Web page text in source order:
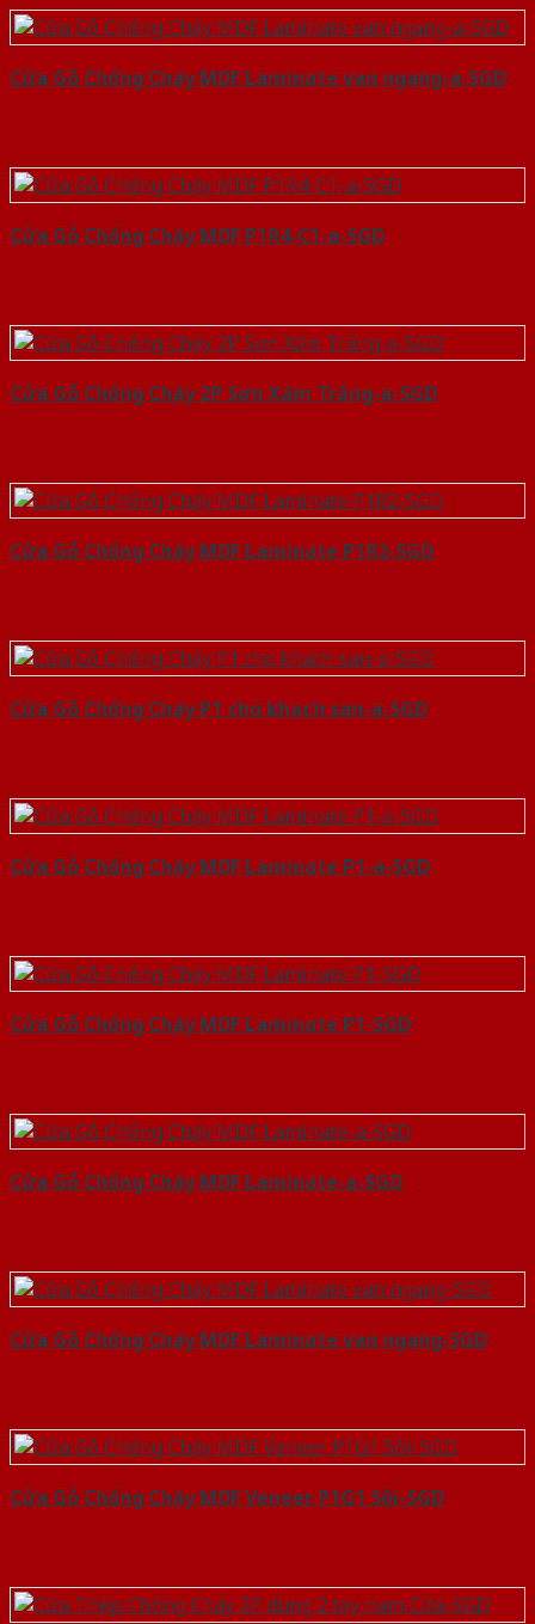
Cửa Gỗ Chống Cháy MDF Laminate van ngang-a-SGD
Cửa Gỗ Chống Cháy MDF P1R4-C1-a-SGD
Cửa Gỗ Chống Cháy 2P Sơn Xám Trắng-a-SGD
Cửa Gỗ Chống Cháy MDF Laminate P1R2-SGD
Cửa Gỗ Chống Cháy P1 cho khach san-a-SGD
Cửa Gỗ Chống Cháy MDF Laminate P1-a-SGD
Cửa Gỗ Chống Cháy MDF Laminate P1-SGD
Cửa Gỗ Chống Cháy MDF Laminate-a-SGD
Cửa Gỗ Chống Cháy MDF Laminate van ngang-SGD
Cửa Gỗ Chống Cháy MDF Veneer P1G1 Sồi-SGD